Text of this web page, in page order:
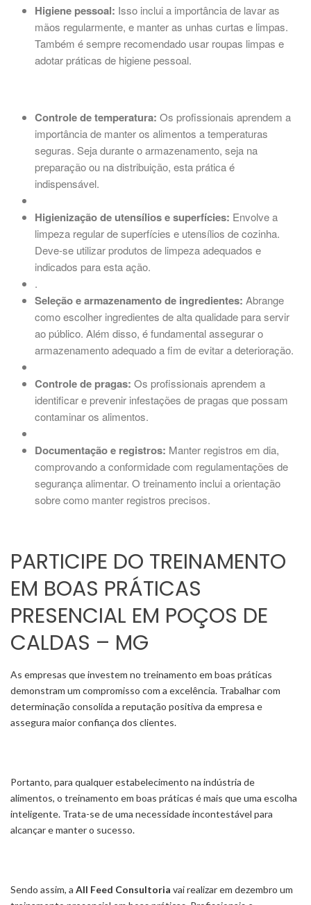
Higiene pessoal: Isso inclui a importância de lavar as
mãos regularmente, e manter as unhas curtas e limpas.
Também é sempre recomendado usar roupas limpas e
adotar práticas de higiene pessoal.
Controle de temperatura: Os profissionais aprendem a
importância de manter os alimentos a temperaturas
seguras. Seja durante o armazenamento, seja na
preparação ou na distribuição, esta prática é
indispensável.
Higienização de utensílios e superfícies: Envolve a
limpeza regular de superfícies e utensílios de cozinha.
Deve-se utilizar produtos de limpeza adequados e
indicados para esta ação.
.
Seleção e armazenamento de ingredientes: Abrange
como escolher ingredientes de alta qualidade para servir
ao público. Além disso, é fundamental assegurar o
armazenamento adequado a fim de evitar a deterioração.
Controle de pragas: Os profissionais aprendem a
identificar e prevenir infestações de pragas que possam
contaminar os alimentos.
Documentação e registros: Manter registros em dia,
comprovando a conformidade com regulamentações de
segurança alimentar. O treinamento inclui a orientação
sobre como manter registros precisos.
PARTICIPE DO TREINAMENTO
EM BOAS PRÁTICAS
PRESENCIAL EM POÇOS DE
CALDAS – MG
As empresas que investem no treinamento em boas práticas
demonstram um compromisso com a excelência. Trabalhar com
determinação consolida a reputação positiva da empresa e
assegura maior confiança dos clientes.
Portanto, para qualquer estabelecimento na indústria de
alimentos, o treinamento em boas práticas é mais que uma escolha
inteligente. Trata-se de uma necessidade incontestável para
alcançar e manter o sucesso.
Sendo assim, a All Feed Consultoria vai realizar em dezembro um